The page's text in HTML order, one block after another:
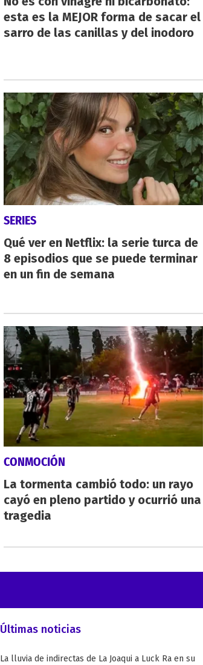
esta es la MEJOR forma de sacar el
sarro de las canillas y del inodoro
SERIES
Qué ver en Netflix: la serie turca de
8 episodios que se puede terminar
en un fin de semana
CONMOCIÓN
La tormenta cambió todo: un rayo
cayó en pleno partido y ocurrió una
tragedia
Últimas noticias
La lluvia de indirectas de La Joaqui a Luck Ra en su